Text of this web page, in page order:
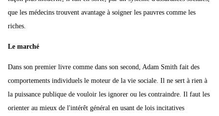
que les médecins trouvent avantage à soigner les pauvres comme les
riches.
Le marché
Dans son premier livre comme dans son second, Adam Smith fait des
comportements individuels le moteur de la vie sociale. Il ne sert à rien à
la puissance publique de vouloir les ignorer ou les contraindre. Il faut les
orienter au mieux de l'intérêt général en usant de lois incitatives